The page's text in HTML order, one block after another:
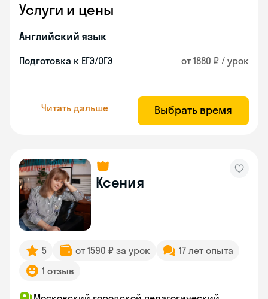
Услуги и цены
Английский язык
Подготовка к ЕГЭ/ОГЭ от 1880 ₽ / урок
Читать дальше Выбрать время
Ксения
5 от 1590 ₽ за урок
17 лет опыта
1 отзыв